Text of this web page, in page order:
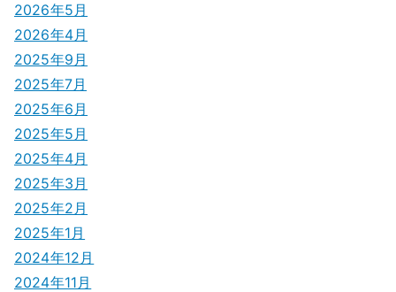
シ
ョ
ン
2026年5月
2026年4月
2025年9月
2025年7月
2025年6月
2025年5月
2025年4月
2025年3月
2025年2月
2025年1月
2024年12月
2024年11月